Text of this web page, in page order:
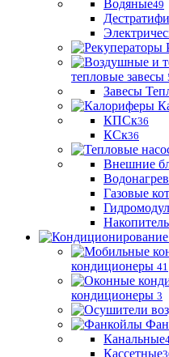
Водяные49
тепловые завесы
Завесы
КПСк36
КСк36
Внешние
Газовые
кондиционеры 41
кондиционеры 3
Канальные
Кассетные